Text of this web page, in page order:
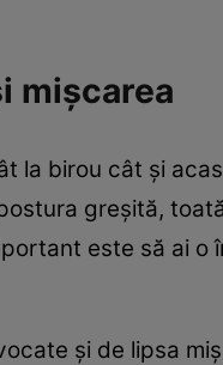
mişcarea
la birou cât şi
greşită,
este să ai
şi de lipsa